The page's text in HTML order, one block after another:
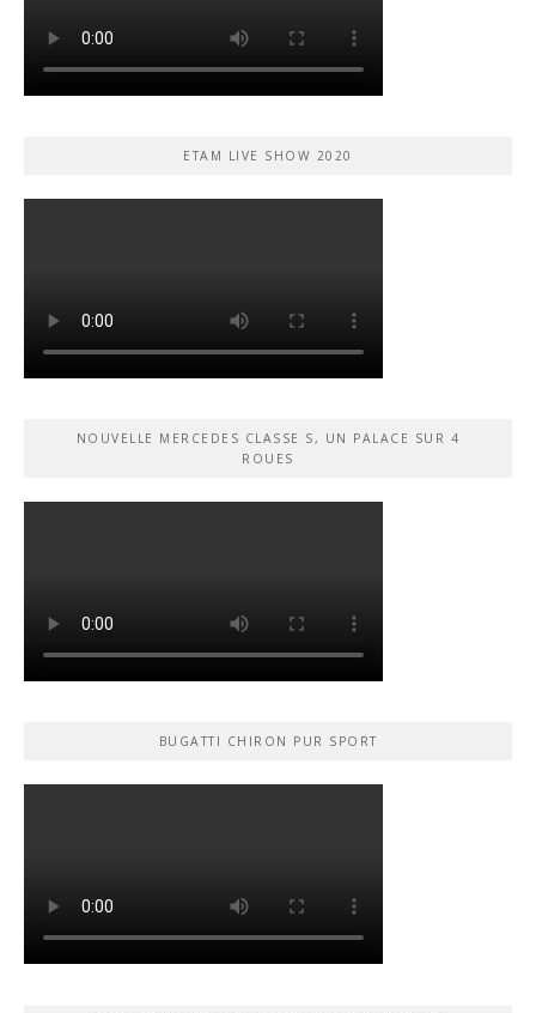
ETAM LIVE SHOW 2020
NOUVELLE MERCEDES CLASSE S, UN PALACE SUR 4
ROUES
BUGATTI CHIRON PUR SPORT